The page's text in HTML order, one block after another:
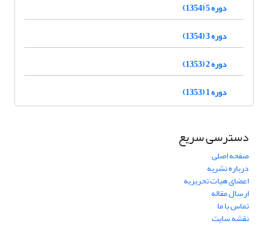
دوره 5 (1354)
دوره 3 (1354)
دوره 2 (1353)
دوره 1 (1353)
دسترسی سریع
صفحه اصلی
درباره نشریه
اعضای هیات تحریریه
ارسال مقاله
تماس با ما
نقشه سایت